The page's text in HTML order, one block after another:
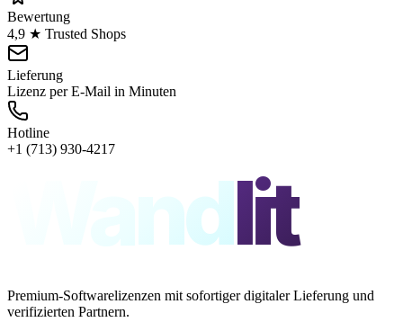
Bewertung
4,9 ★ Trusted Shops
Lieferung
Lizenz per E-Mail in Minuten
Hotline
+1 (713) 930-4217
Wandlit
Premium-Softwarelizenzen mit sofortiger digitaler Lieferung und
verifizierten Partnern.